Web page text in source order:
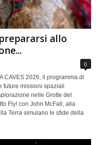
allo
0
CAVES 2026, il programma di
future missioni spaziali
nelle Grotte del
Fly! con John McFall, alla
Terra simulano le sfide della